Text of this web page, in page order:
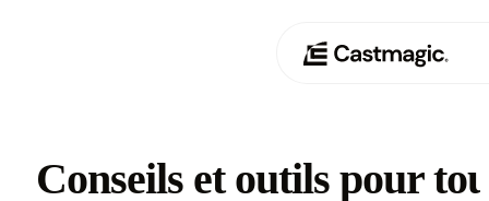
Conseils et outils pour